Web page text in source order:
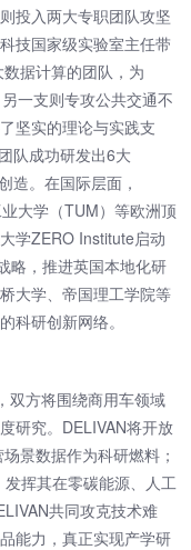
投入两大专职团队攻坚
技国家级实验室主任带
据计算的团队，为
一支则专攻公共交通不
坚实的理论与实践支
队成功研发出6大
造。在国际层面，
大学（TUM）等欧洲顶
学ZERO Institute启动
略，推进英国本地化研
大学、帝国理工学院等
科研创新网络。
双方将围绕商用车领域
研究。DELIVAN将开放
景数据作为科研燃料；
挥其在零碳能源、人工
共同攻克技术难
能力，真正实现产学研